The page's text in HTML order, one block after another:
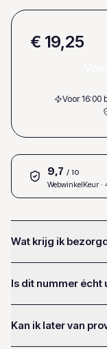
€ 19,25
Voor
9,7 / 10
WebwinkelKeur ·
Wat krijg ik
Is dit nummer écht
Kan ik later van